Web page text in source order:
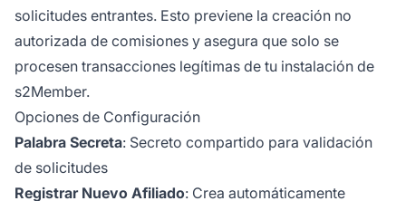
solicitudes entrantes. Esto previene la creación no
autorizada de comisiones y asegura que solo se
procesen transacciones legítimas de tu instalación de
s2Member.
Opciones de Configuración
Palabra Secreta: Secreto compartido para validación
de solicitudes
Registrar Nuevo Afiliado: Crea automáticamente